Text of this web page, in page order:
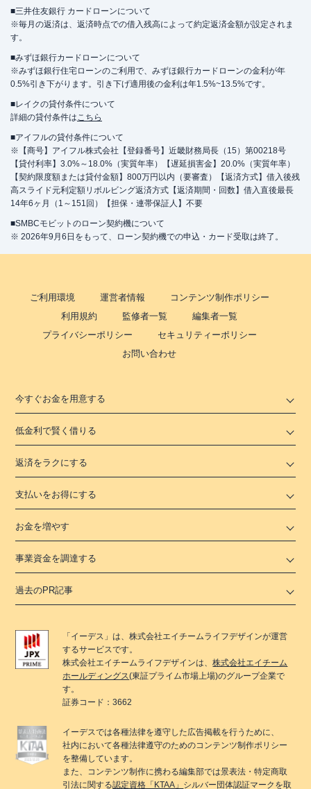
■三井住友銀行 カードローンについて
※毎月の返済は、返済時点での借入残高によって約定返済金額が設定されま
す。
■みずほ銀行カードローンについて
※みずほ銀行住宅ローンのご利用で、みずほ銀行カードローンの金利が年
0.5%引き下がります。引き下げ適用後の金利は年1.5%~13.5%です。
■レイクの貸付条件について
詳細の貸付条件はこちら
■アイフルの貸付条件について
※【商号】アイフル株式会社【登録番号】近畿財務局長（15）第00218号
【貸付利率】3.0%～18.0%（実質年率）【遅延損害金】20.0%（実質年率）
【契約限度額または貸付金額】800万円以内（要審査）【返済方式】借入後残
高スライド元利定額リボルビング返済方式【返済期間・回数】借入直後最長
14年6ヶ月（1～151回）【担保・連帯保証人】不要
■SMBCモビットのローン契約機について
※ 2026年9月6日をもって、ローン契約機での申込・カード受取は終了。
ご利用環境 運営者情報
コンテンツ制作ポリシー
利用規約
監修者一覧
編集者一覧
プライバシーポリシー
セキュリティーポリシー
お問い合わせ
今すぐお金を用意する
低金利で賢く借りる
返済をラクにする
支払いをお得にする
お金を増やす
事業資金を調達する
過去のPR記事
「 イーデス 」は、株式会社エイチームライフデザインが運営
するサービスです。
株式会社エイチームライフデザインは、株式会社エイチーム
ホールディングス(東証プライム市場上場)のグループ企業で
す。
証券コード：3662
イーデスでは各種法律を遵守した広告掲載を行うために、
社内において各種法律遵守のためのコンテンツ制作ポリシー
を整備しています。
また、コンテンツ制作に携わる編集部では景表法・特定商取
引法に関する認定資格「KTAA」 シルバー団体認証マークを取